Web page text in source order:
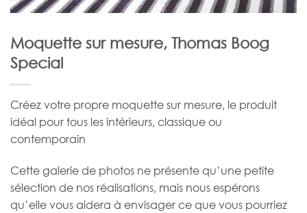
Moquette sur mesure, Thomas Boog
Special
Créez votre propre moquette sur mesure, le produit
idéal pour tous les intérieurs, classique ou
contemporain
Cette galerie de photos ne présente qu’une petite
sélection de nos réalisations, mais nous espérons
qu’elle vous aidera à envisager ce que vous pourriez